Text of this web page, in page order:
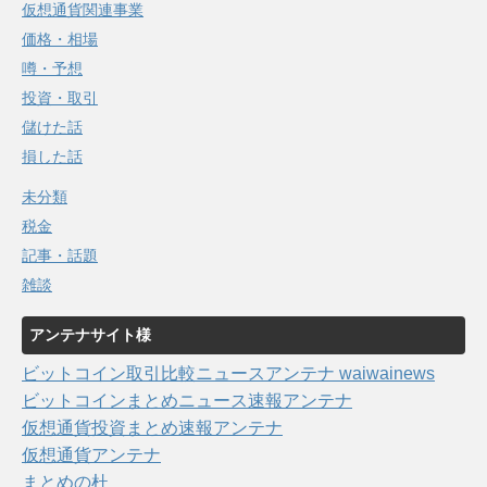
仮想通貨関連事業
価格・相場
噂・予想
投資・取引
儲けた話
損した話
未分類
税金
記事・話題
雑談
アンテナサイト様
ビットコイン取引比較ニュースアンテナ waiwainews
ビットコインまとめニュース速報アンテナ
仮想通貨投資まとめ速報アンテナ
仮想通貨アンテナ
まとめの杜